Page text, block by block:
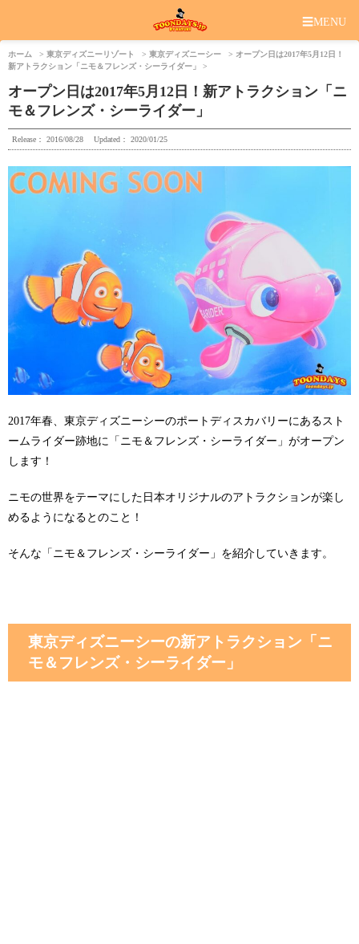
☰MENU
ホーム 東京ディズニーリゾート 東京ディズニーシー
オープン日は2017年5月12日！
新アトラクション「ニモ＆フレンズ・シーライダー」
オープン日は2017年5月12日！新アトラクション「ニ
モ＆フレンズ・シーライダー」
Release： 2016/08/28 Updated： 2020/01/25
2017年春、東京ディズニーシーのポートディスカバリーにあるスト
ームライダー跡地に「ニモ＆フレンズ・シーライダー」がオープン
します！
ニモの世界をテーマにした日本オリジナルのアトラクションが楽し
めるようになるとのこと！
そんな「ニモ＆フレンズ・シーライダー」を紹介していきます。
東京ディズニーシーの新アトラクション「ニ
モ＆フレンズ・シーライダー」